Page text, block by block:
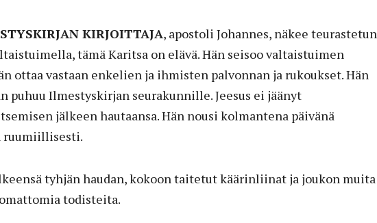
KIRJOITTAJA, apostoli Johannes, näkee teurastetun
tämä Karitsa on elävä. Hän seisoo valtaistuimen
ottaa vastaan enkelien ja ihmisten palvonnan ja rukoukset. Hän
puhuu Ilmestyskirjan seurakunnille. Jeesus ei jäänyt
jälkeen hautaansa. Hän nousi kolmantena päivänä
ruumiillisesti.
tyhjän haudan, kokoon taitetut käärinliinat ja joukon muita
todisteita.